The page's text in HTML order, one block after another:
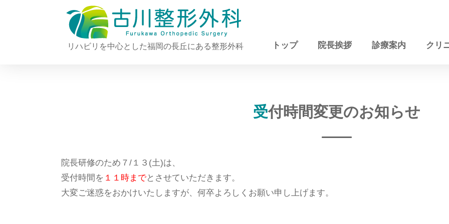
リハビリを中心とした福岡の長丘にある整形外科 トップ 院長挨拶 診療案内 クリ
受付時間変更のお知らせ
院長研修のため７/１３(土)は、
受付時間を １１時までとさせていただきます。
大変ご迷惑をおかけいたしますが、何卒よろしくお願い申し上げます。